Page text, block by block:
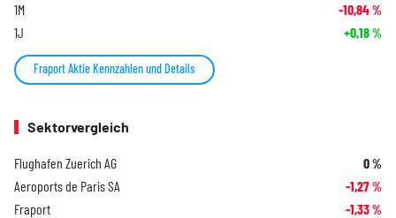
1M -10,84%
1J +0,18%
Fraport Aktie Kennzahlen und Details
Sektorvergleich
Flughafen Zuerich AG 0%
Aeroports de Paris SA -1,27%
Fraport -1,33%